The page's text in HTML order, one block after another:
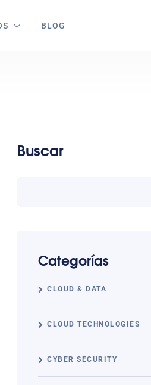
BLOG
Buscar
Categorías
CLOUD & DATA
CLOUD TECHNOLOGIES
CYBER SECURITY